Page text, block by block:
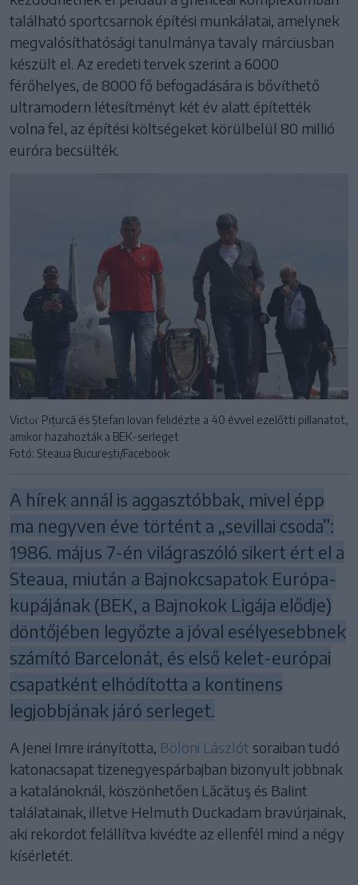
található sportcsarnok építési munkálatai, amelynek
megvalósíthatósági tanulmánya tavaly márciusban
készült el. Az eredeti tervek szerint a 6000
férőhelyes, de 8000 fő befogadására is bővíthető
ultramodern létesítményt két év alatt építették
volna fel, az építési költségeket körülbelül 80 millió
euróra becsülték.
Victor Pițurcă és Ștefan Iovan felidézte a 40 évvel ezelőtti pillanatot,
amikor hazahozták a BEK-serleget
Fotó: Steaua București /Facebook
A hírek annál is aggasztóbbak, mivel épp
ma negyven éve történt a „sevillai csoda”:
1986. május 7-én világraszóló sikert ért el a
Steaua, miután a Bajnokcsapatok Európa-
kupájának (BEK, a Bajnokok Ligája elődje)
döntőjében legyőzte a jóval esélyesebbnek
számító Barcelonát, és első kelet-európai
csapatként elhódította a kontinens
legjobbjának járó serleget.
A Jenei Imre irányította, Bölöni Lászlót soraiban tudó
katonacsapat tizenegyespárbajban bizonyult jobbnak
a katalánoknál, köszönhetően Lăcătuş és Balint
találatainak, illetve Helmuth Duckadam bravúrjainak,
aki rekordot felállítva kivédte az ellenfél mind a négy
kísérletét.